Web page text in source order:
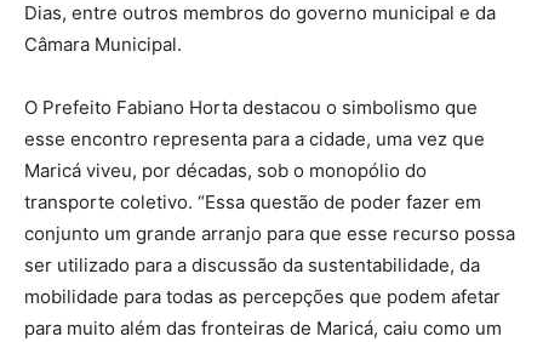
Dias, entre outros membros do governo municipal e da
Câmara Municipal.
O Prefeito Fabiano Horta destacou o simbolismo que
esse encontro representa para a cidade, uma vez que
Maricá viveu, por décadas, sob o monopólio do
transporte coletivo. “Essa questão de poder fazer em
conjunto um grande arranjo para que esse recurso possa
ser utilizado para a discussão da sustentabilidade, da
mobilidade para todas as percepções que podem afetar
para muito além das fronteiras de Maricá, caiu como um